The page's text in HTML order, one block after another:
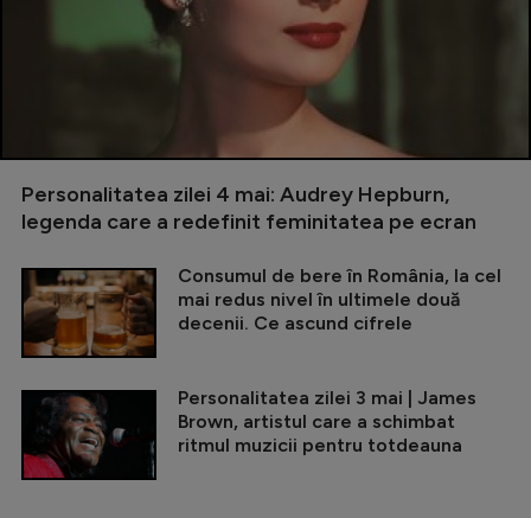
Personalitatea zilei 4 mai: Audrey Hepburn,
legenda care a redefinit feminitatea pe ecran
Consumul de bere în România, la cel
mai redus nivel în ultimele două
decenii. Ce ascund cifrele
Personalitatea zilei 3 mai | James
Brown, artistul care a schimbat
ritmul muzicii pentru totdeauna